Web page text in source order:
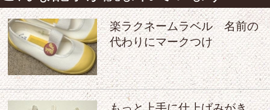
楽ラクネームラベル 名前の
代わりにマークつけ